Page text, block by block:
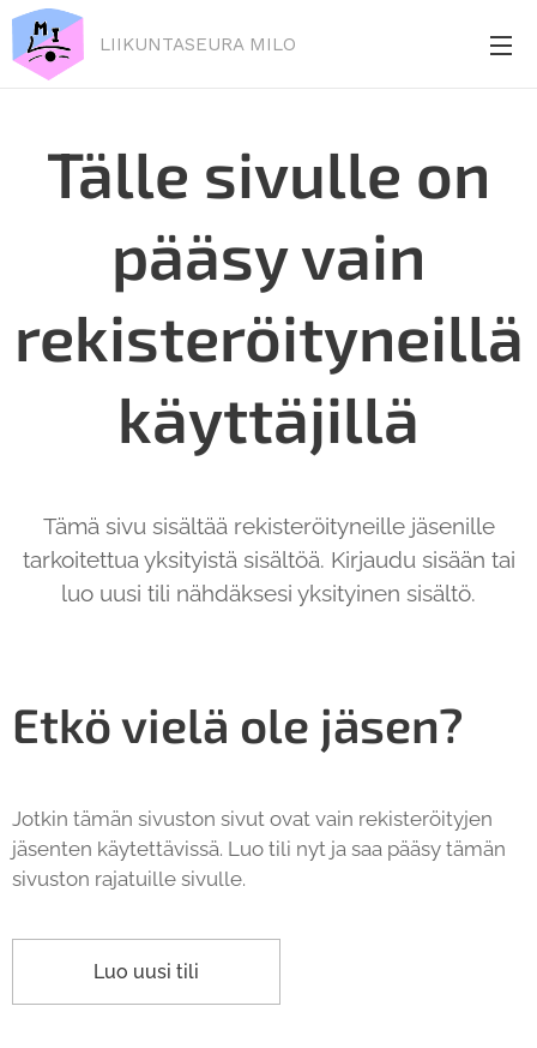
LIIKUNTASEURA MILO
Tälle sivulle on
pääsy vain
rekisteröityneillä
käyttäjillä
Tämä sivu sisältää rekisteröityneille jäsenille
tarkoitettua yksityistä sisältöä. Kirjaudu sisään tai
luo uusi tili nähdäksesi yksityinen sisältö.
Etkö vielä ole jäsen?
Jotkin tämän sivuston sivut ovat vain rekisteröityjen
jäsenten käytettävissä. Luo tili nyt ja saa pääsy tämän
sivuston rajatuille sivulle.
Luo uusi tili